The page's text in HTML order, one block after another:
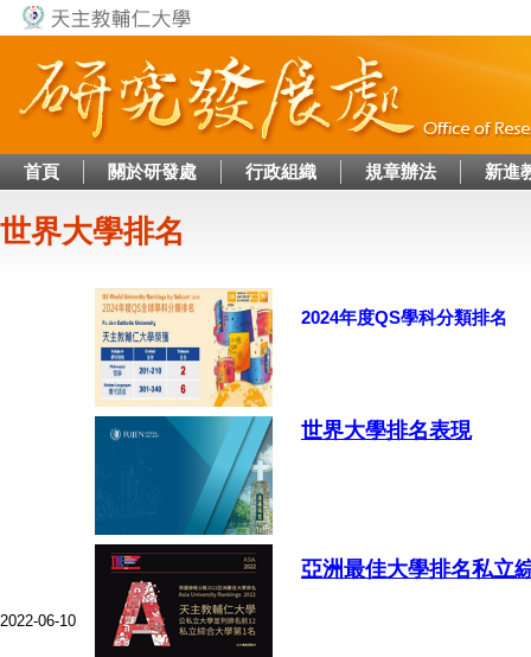
首頁 關於研發處 行政組織 規章辦法 新進
世界大學排名
2024年度QS學科分類排名
世界大學排名表現
2022-06-10
亞洲最佳大學排名私立